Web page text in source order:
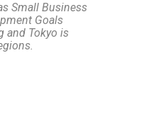
Small Business
Goals
and Tokyo is